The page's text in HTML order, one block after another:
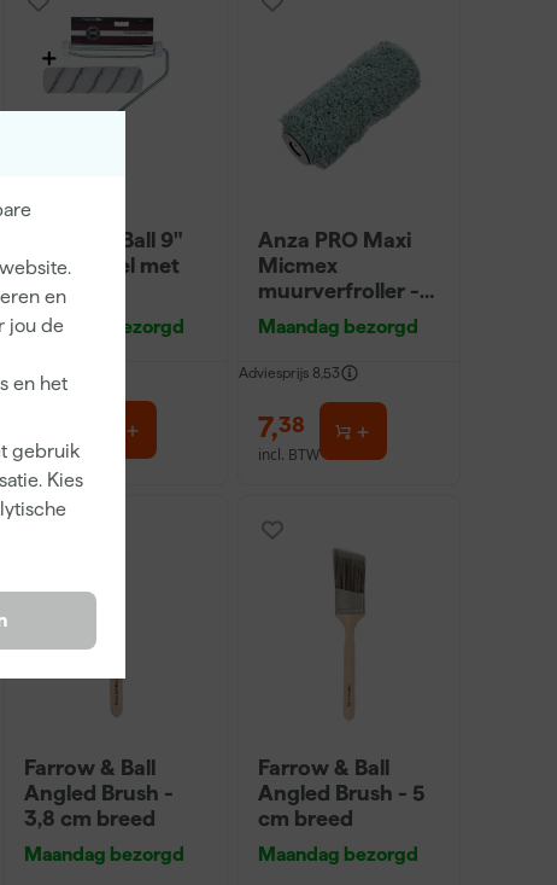
en
jou de
en het
gebruik
Kies
Farrow & Ball 9"
Verfbeugel met
Roller
Maandag bezorgd
incl. BTW
Anza PRO Maxi
Micmex
muurverfroller -
18cm
Maandag bezorgd
Adviesprijs 8,53
7,38
incl. BTW
Farrow & Ball
Angled Brush -
3,8 cm breed
Maandag bezorgd
Farrow & Ball
Angled Brush - 5
cm breed
Maandag bezorgd